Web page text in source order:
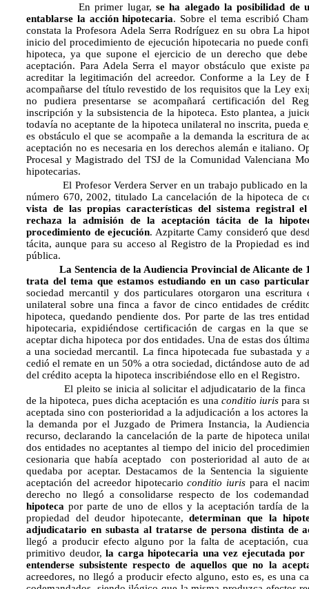
En primer lugar,se ha alegado la posibilidad de
entablarse la acción hipotecaria. Sobre el tema escribió
constata la Profesora Adela Serra Rodríguez en su obra La
inicio del procedimiento de ejecución hipotecaria no puede
hipoteca, ya que supone el ejercicio de un derecho que
aceptación. Para Adela Serra el mayor obstáculo que existe
acreditar la legitimación del acreedor. Conforme a la Ley de
acompañarse del título revestido de los requisitos que la Ley
no pudiera presentarse se acompañará certificación del
inscripción y la subsistencia de la hipoteca. Esto plantea, a
todavía no aceptante de la hipoteca unilateral no inscrita, pueda
es obstáculo el que se acompañe a la demanda la escritura de
aceptación no es necesaria en los derechos alemán e italiano.
Procesal y Magistrado del TSJ de la Comunidad Valenciana
hipotecarias.
El Profesor Verdera Server en un trabajo publicado en la
número 670, 2002, titulado La cancelación de la hipoteca de
vista de las propias características del sistema registral
rechaza la admisión de la aceptación tácita de la
procedimiento de ejecución. Azpitarte Camy consideró que
tácita, aunque para su acceso al Registro de la Propiedad es
pública.
La Sentencia de la Audiencia Provincial de Alicante de
trata del tema que estamos estudiando en un caso
sociedad mercantil y dos particulares otorgaron una
unilateral sobre una finca a favor de cinco entidades de
hipoteca, quedando pendiente dos. Por parte de las tres
hipotecaria, expidiéndose certificación de cargas en la que
aceptar dicha hipoteca por dos entidades. Una de estas dos
a una sociedad mercantil. La finca hipotecada fue subastada y
cedió el remate en un 50% a otra sociedad, dictándose auto de
del crédito acepta la hipoteca inscribiéndose ello en el Registro.
El pleito se inicia al solicitar el adjudicatario de la finca y
de la hipoteca, pues dicha aceptación es una conditio iurispara
aceptada sino con posterioridad a la adjudicación a los actores la
la demanda por el Juzgado de Primera Instancia, la
recurso, declarando la cancelación de la parte de hipoteca
dos entidades no aceptantes al tiempo del inicio del
cesionaria que había aceptado con posterioridad al auto de
quedaba por aceptar. Destacamos de la Sentencia la
aceptación del acreedor hipotecarioconditio iuris para el
derecho no llegó a consolidarse respecto de los
hipoteca por parte de uno de ellos y la aceptación tardía de
propiedad del deudor hipotecante,determinan que la
adjudicatario en subasta al tratarse de persona distinta de
llegó a producir efecto alguno por la falta de aceptación,
primitivo deudor,la carga hipotecaria una vez ejecutada por
entenderse subsistente respecto de aquellos que no la
acreedores, no llegó a producir efecto alguno, esto es, es una